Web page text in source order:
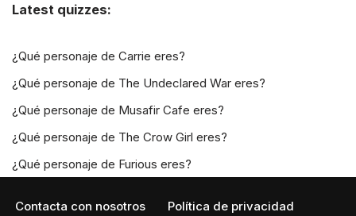
Latest quizzes:
¿Qué personaje de Carrie eres?
¿Qué personaje de The Undeclared War eres?
¿Qué personaje de Musafir Cafe eres?
¿Qué personaje de The Crow Girl eres?
¿Qué personaje de Furious eres?
Contacta con nosotros Política de privacidad